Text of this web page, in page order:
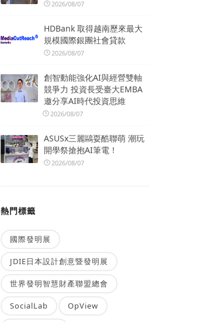
2026/08/07
HDBank 取得越南歷來最大
規模國際銀團社會貸款
2026/08/07
創智動能強化AI與經營雙軸
競爭力 投資長受臺大EMBA
邀分享AI時代投資思維
2026/08/07
ASUSx三麗鷗耍酷聯萌 潮玩
開學祭搶抱AI筆電！
2026/08/07
熱門標籤
國際發明展
JDIE日本設計創意暨發明展
世界發明智慧財產聯盟總會
SocialLab OpView